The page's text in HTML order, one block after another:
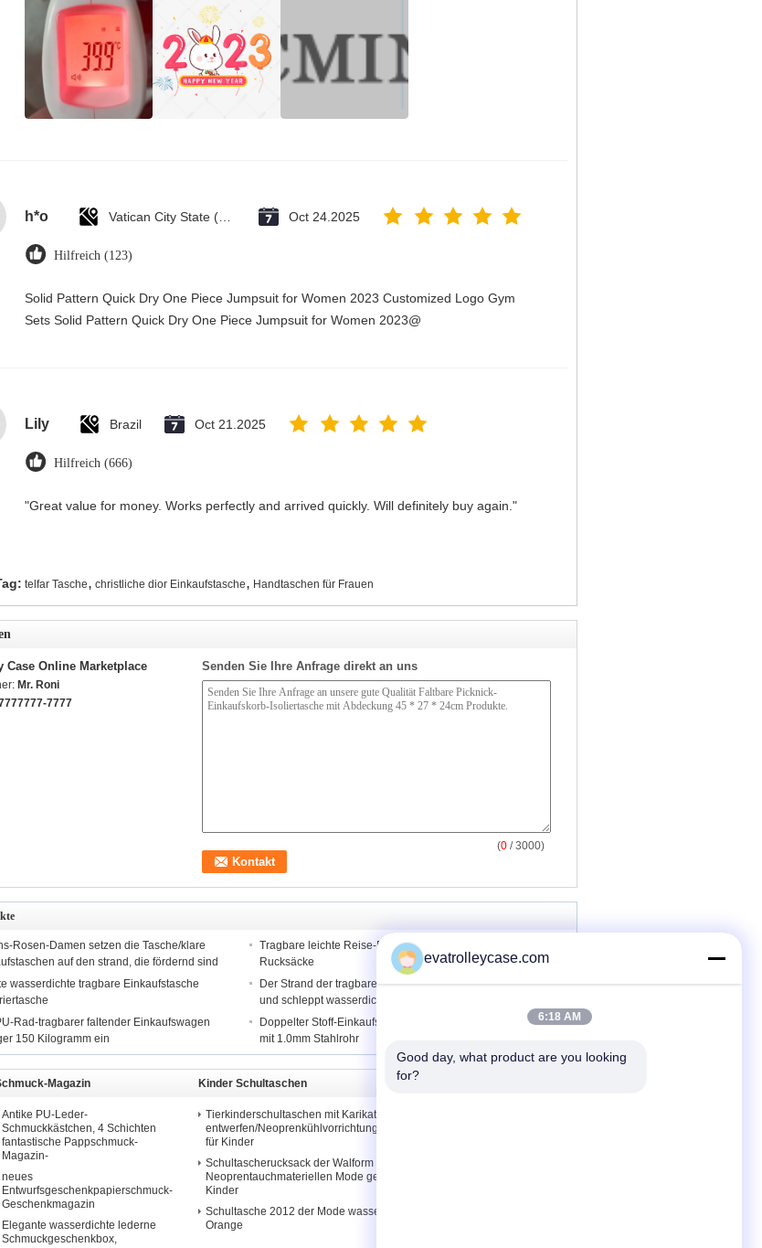
h*o Oct 24.2025
Hilfreich (123)
Solid Pattern Quick Dry One Piece Jumpsuit for Women 2023 Customized Logo Gym
Sets Solid Pattern Quick Dry One Piece Jumpsuit for Women 2023@
Lily Brazil Oct 21.2025
Hilfreich (666)
"Great value for money. Works perfectly and arrived quickly. Will definitely buy again."
telfar Tasche, christliche dior Einkaufstasche, Handtaschen für Frauen
Case Online Marketplace
Mr. Roni
7777
Senden Sie Ihre Anfrage direkt an uns
(0 / 3000)
Rosen-Damen setzen die Tasche/klare
auf den strand, die fördernd sind
Tragbare leichte Reise-Rucksack-/Oberschülerin-
Rucksäcke
wasserdichte tragbare Einkaufstasche
Der Strand der tragbaren Sommer-Silikon-Damen sackt ein
und schleppt wasserdichtes und personifiziert
Rad-tragbarer faltender Einkaufswagen
150 Kilogramm ein
Doppelter Stoff-Einkaufsrollkoffer 600D Oxford auf Rädern
mit 1.0mm Stahlrohr
Magazin
Antike PU-Leder-
Schmuckkästchen, 4 Schichten
fantastische Pappschmuck-
Magazin-
neues
Entwurfsgeschenkpapierschmuck-
Geschenkmagazin
Elegante wasserdichte lederne
Schmuckgeschenkbox,
Kinder Schultaschen
Tierkinderschultaschen mit Karikatur
entwerfen/Neoprenkühlvorrichtungspicknickeinkaufstasche
für Kinder
Schultascherucksack der Walform Wasserbeweis
Neoprentauchmateriellen Mode gesunder reizender
Kinder
Schultasche 2012 der Mode wasserdichte Kinderin der
Orange
evatrolleycase.com
6:18 AM
Good day, what product are you looking
for?